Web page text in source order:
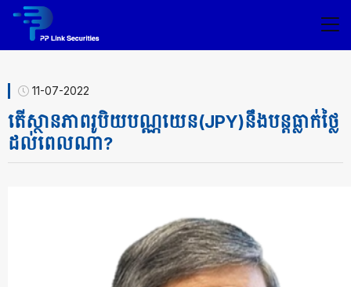
11-07-2022
​តើ​ស្ថានភាព​រូបិយ​ប​ណ្ណ​យេ​ន​(J​P​Y​)​នឹង​បន្ត​ធ្លាក់​ថ្លៃ​
ដល់ពេលណា​?